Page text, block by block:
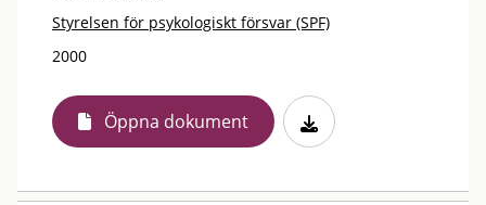
Styrelsen för psykologiskt försvar (SPF)
2000
Öppna dokument